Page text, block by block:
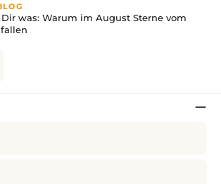
was: Warum im August Sterne vom